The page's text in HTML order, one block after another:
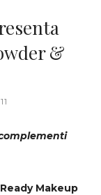
&
Makeup